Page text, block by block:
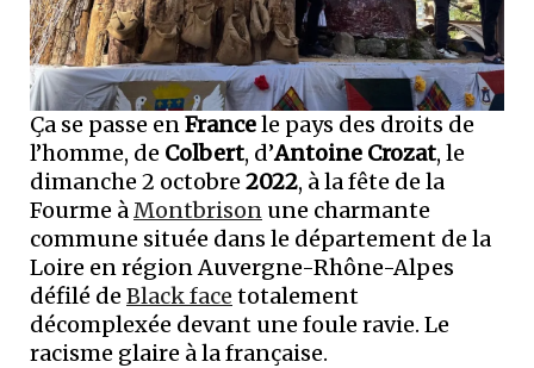
Ça se passe enFrancele pays des droits de
l’homme, de Colbert, d’Antoine Crozat, le
dimanche 2 octobre 2022, à la fête de la
Fourme àMontbrison une charmante
commune située dans le département de la
Loire en région Auvergne-Rhône-Alpes
défilé de Black face totalement
décomplexée devant une foule ravie. Le
racisme glaire à la française.